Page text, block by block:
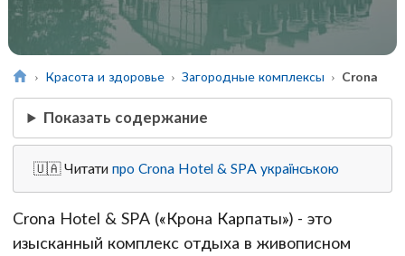
Красота и здоровье Загородные комплексы Crona
Показать содержание
🇺🇦 Читатипро Crona Hotel & SPA українською
Crona Hotel & SPA («Крона Карпаты») - это
изысканный комплекс отдыха в живописном